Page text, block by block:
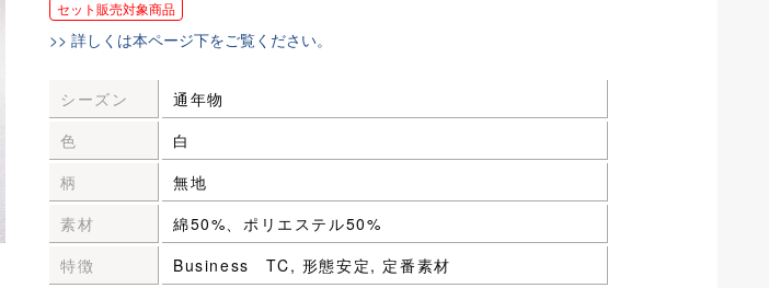
セット販売対象商品
>> 詳しくは本ページ下をご覧ください。
シーズン
通年物
色
白
柄
無地
素材
綿50%、ポリエステル50%
特徴
Business TC, 形態安定, 定番素材